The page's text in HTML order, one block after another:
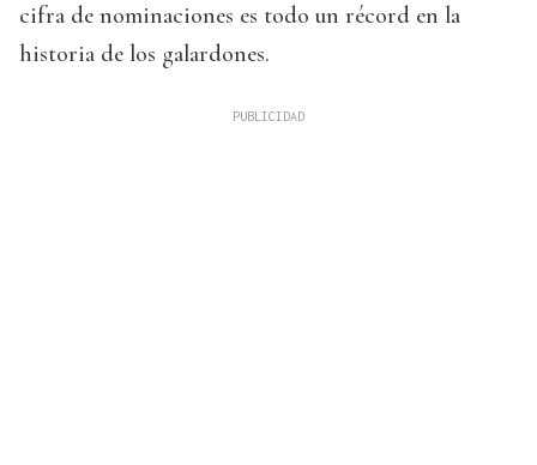
cifra de nominaciones es todo un récord en la
historia de los galardones.